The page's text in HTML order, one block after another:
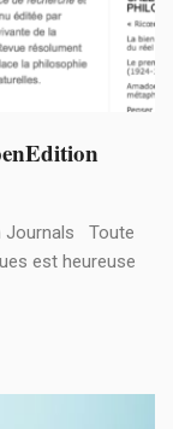
Journals Toute
est heureuse